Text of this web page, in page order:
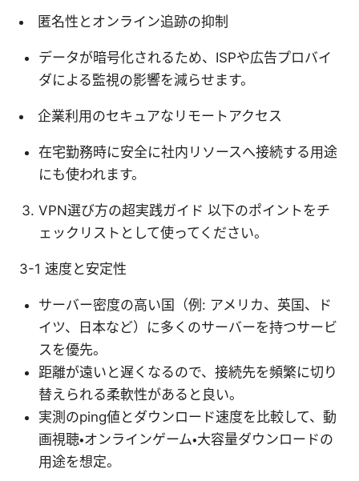
匿名性とオンライン追跡の抑制
データが暗号化されるため、ISPや広告プロバイ
ダによる監視の影響を減らせます。
企業利用のセキュアなリモートアクセス
在宅勤務時に安全に社内リソースへ接続する用途
にも使われます。
VPN選び方の超実践ガイド 以下のポイントをチ
ェックリストとして使ってください。
3-1 速度と安定性
サーバー密度の高い国（例: アメリカ、英国、ド
イツ、日本など）に多くのサーバーを持つサービ
スを優先。
距離が遠いと遅くなるので、接続先を頻繁に切り
替えられる柔軟性があると良い。
実測のping値とダウンロード速度を比較して、動
画視聴・オンラインゲーム・大容量ダウンロードの
用途を想定。